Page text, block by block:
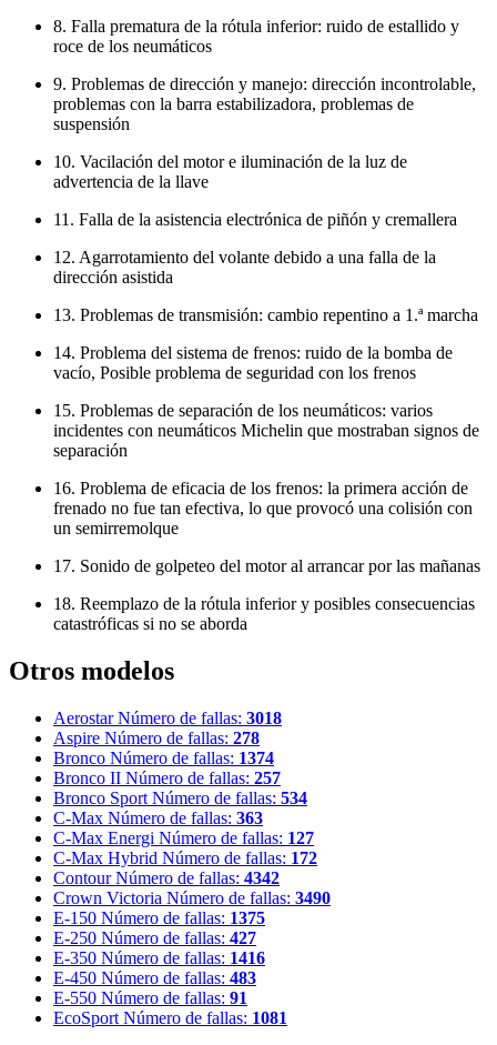
8. Falla prematura de la rótula inferior: ruido de estallido y
roce de los neumáticos
9. Problemas de dirección y manejo: dirección incontrolable,
problemas con la barra estabilizadora, problemas de
suspensión
10. Vacilación del motor e iluminación de la luz de
advertencia de la llave
11. Falla de la asistencia electrónica de piñón y cremallera
12. Agarrotamiento del volante debido a una falla de la
dirección asistida
13. Problemas de transmisión: cambio repentino a 1.ª marcha
14. Problema del sistema de frenos: ruido de la bomba de
vacío, Posible problema de seguridad con los frenos
15. Problemas de separación de los neumáticos: varios
incidentes con neumáticos Michelin que mostraban signos de
separación
16. Problema de eficacia de los frenos: la primera acción de
frenado no fue tan efectiva, lo que provocó una colisión con
un semirremolque
17. Sonido de golpeteo del motor al arrancar por las mañanas
18. Reemplazo de la rótula inferior y posibles consecuencias
catastróficas si no se aborda
Otros modelos
Aerostar Número de fallas: 3018
Aspire Número de fallas: 278
Bronco Número de fallas: 1374
Bronco II Número de fallas: 257
Bronco Sport Número de fallas: 534
C-Max Número de fallas: 363
C-Max Energi Número de fallas: 127
C-Max Hybrid Número de fallas: 172
Contour Número de fallas: 4342
Crown Victoria Número de fallas: 3490
E-150 Número de fallas: 1375
E-250 Número de fallas: 427
E-350 Número de fallas: 1416
E-450 Número de fallas: 483
E-550 Número de fallas: 91
EcoSport Número de fallas: 1081